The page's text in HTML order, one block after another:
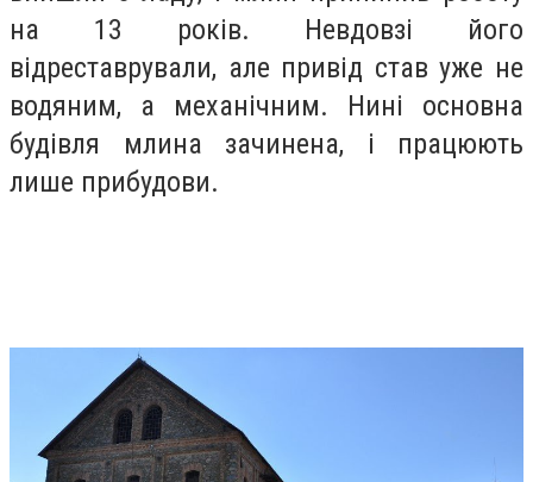
на 13 років. Невдовзі його
відреставрували, але привід став уже не
водяним, а механічним. Нині основна
будівля млина зачинена, і працюють
лише прибудови.